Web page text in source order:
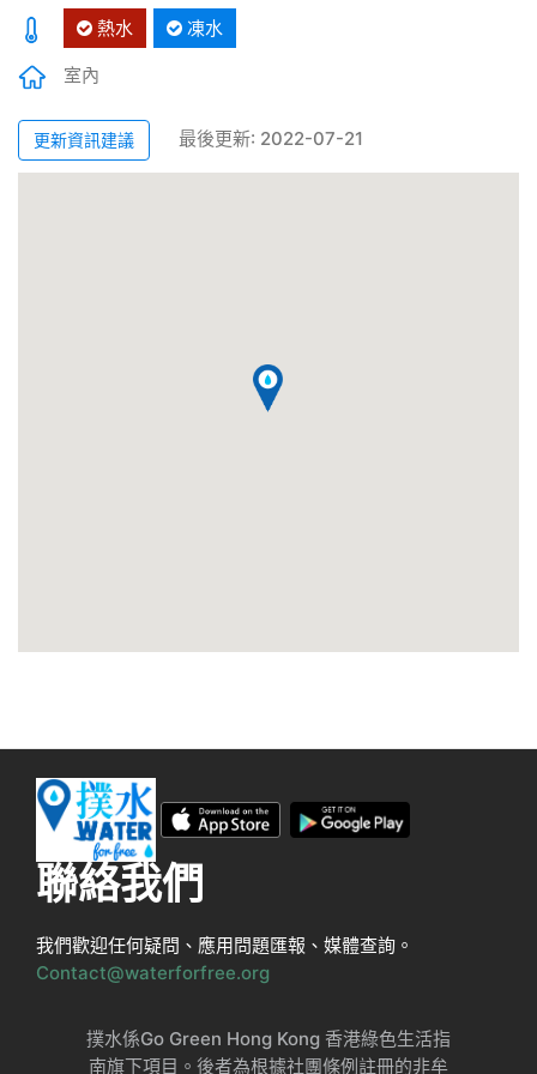
熱水 凍水
室內
更新資訊建議 最後更新: 2022-07-21
聯絡我們
我們歡迎任何疑問、應用問題匯報、媒體查詢。
Contact@waterforfree.org
撲水係Go Green Hong Kong 香港綠色生活指
南旗下項目。後者為根據社團條例註冊的非牟